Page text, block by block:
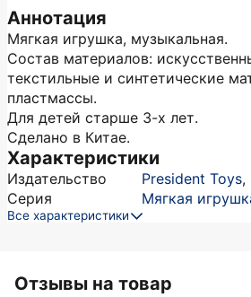
Аннотация
Мягкая игрушка, музыкальная.
Состав материалов:
текстильные и синтетические
пластмассы.
Для детей старше 3-х лет.
Сделано в Китае.
Характеристики
Издательство President Toys,
Серия
Мягкая
Все характеристики
Отзывы на товар